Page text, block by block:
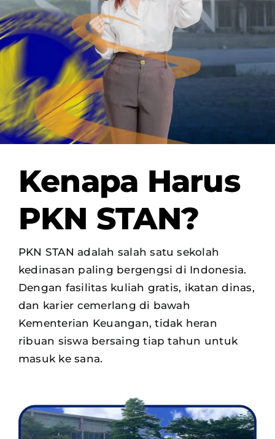
OUR PROGRAM
REGISTRATION
Kenapa Harus
PKN STAN?
PKN STAN adalah salah satu sekolah
kedinasan paling bergengsi di Indonesia.
Dengan fasilitas kuliah gratis, ikatan dinas,
dan karier cemerlang di bawah
Kementerian Keuangan, tidak heran
ribuan siswa bersaing tiap tahun untuk
masuk ke sana.